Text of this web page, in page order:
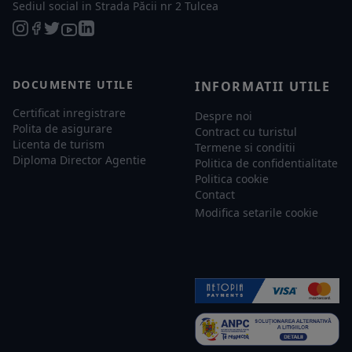
Sediul social in Strada Păcii nr 2 Tulcea
DOCUMENTE UTILE
Certificat inregistrare
Polita de asigurare
Licenta de turism
Diploma Director Agentie
INFORMATII UTILE
Despre noi
Contract cu turistul
Termene si conditii
Politica de confidentialitate
Politica cookie
Contact
Modifica setarile cookie